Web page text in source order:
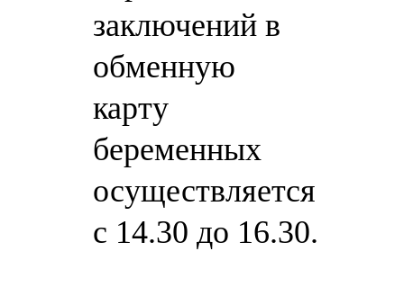
заключений в
обменную
карту
беременных
осуществляется
с 14.30 до 16.30.